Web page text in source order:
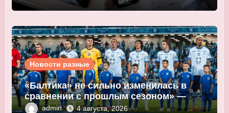
Новости разные
«Балтика» не сильно изменилась в
сравнении с прошлым сезоном» —
Морadmin 4 августа, 2026